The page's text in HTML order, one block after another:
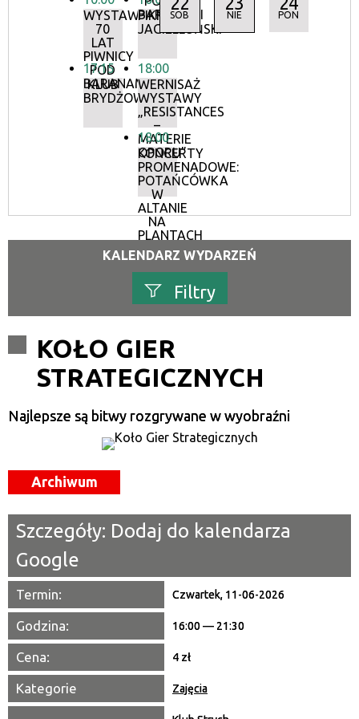
WYSTAWA:
70
LAT
PIWNICY
POD
BARANAMI
17:15
KLUB
BRYDŻOWY
BARANAMI
PIKNIK
JAGIELLOŃSKI
18:00
WERNISAŻ
WYSTAWY
„RESISTANCES
–
MATERIE
OPORU”
18:00
KONCERTY
PROMENADOWE:
POTAŃCÓWKA
W
ALTANIE
NA
PLANTACH
SOB NIE PON
KALENDARZ WYDARZEŃ
Filtry
Kategoria
Trwające w zakresie
—
Organizator
KOŁO GIER
STRATEGICZNYCH
Najlepsze są bitwy rozgrywane w wyobraźni
Archiwum
Szczegóły: Dodaj do kalendarza
Google
Termin: Czwartek, 11-06-2026
Godzina: 16:00 — 21:30
Cena: 4 zł
Kategorie Zajęcia